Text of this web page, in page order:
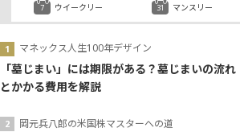
マネックス人生100年デザイン
「墓じまい」には期限がある？墓じまいの流れ
とかかる費用を解説
岡元兵八郎の米国株マスターへの道
ウイークリー マンスリー